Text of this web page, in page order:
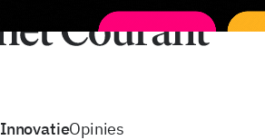
InnovatieOpinies